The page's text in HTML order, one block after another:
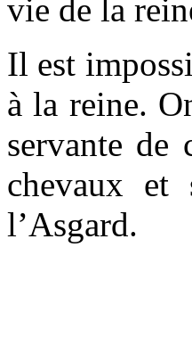
vie de la
Il est
à la reine.
servante
chevaux et
l’Asgard.